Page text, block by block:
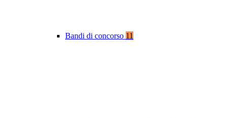
Bandi di concorso 11